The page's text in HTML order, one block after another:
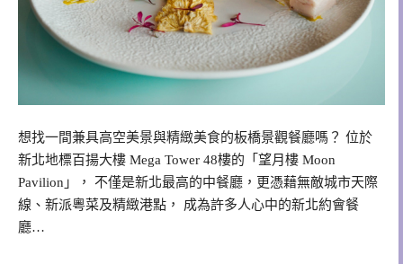
想找一間兼具高空美景與精緻美食的板橋景觀餐廳嗎？ 位於
新北地標百揚大樓 Mega Tower 48樓的「望月樓 Moon
Pavilion」， 不僅是新北最高的中餐廳，更憑藉無敵城市天際
線、新派粵菜及精緻港點， 成為許多人心中的新北約會餐
廳…